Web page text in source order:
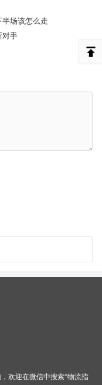
场该怎么走
对手
欢迎在微信中搜索“物流指